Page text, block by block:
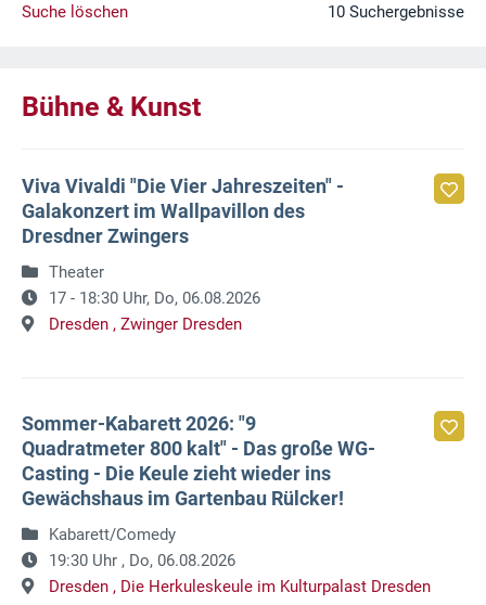
Suche löschen
10 Suchergebnisse
Bühne & Kunst
Viva Vivaldi "Die Vier Jahreszeiten" -
Galakonzert im Wallpavillon des
Dresdner Zwingers
Theater
17 - 18:30 Uhr, Do, 06.08.2026
Dresden , Zwinger Dresden
Sommer-Kabarett 2026: "9
Quadratmeter 800 kalt" - Das große WG-
Casting - Die Keule zieht wieder ins
Gewächshaus im Gartenbau Rülcker!
Kabarett/Comedy
19:30 Uhr , Do, 06.08.2026
Dresden , Die Herkuleskeule im Kulturpalast Dresden